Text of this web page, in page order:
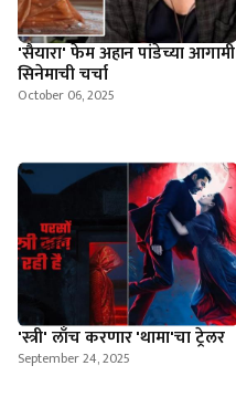
'सैयारा' फेम अहान पांडेच्या आगामी
सिनेमाची चर्चा
October 06, 2025
'स्त्री' लाँच करणार 'थामा'चा ट्रेलर
September 24, 2025